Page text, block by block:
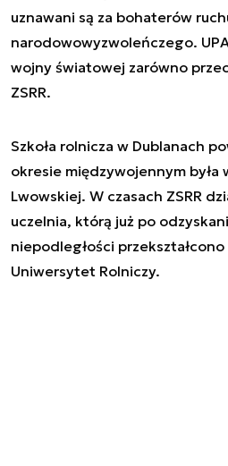
uznawani są za bohaterów
narodowowyzwoleńczego.
wojny światowej zarówno
ZSRR.
Szkoła rolnicza w Dublanach
okresie międzywojennym była
Lwowskiej. W czasach ZSRR
uczelnia, którą już po
niepodległości
Uniwersytet Rolniczy.